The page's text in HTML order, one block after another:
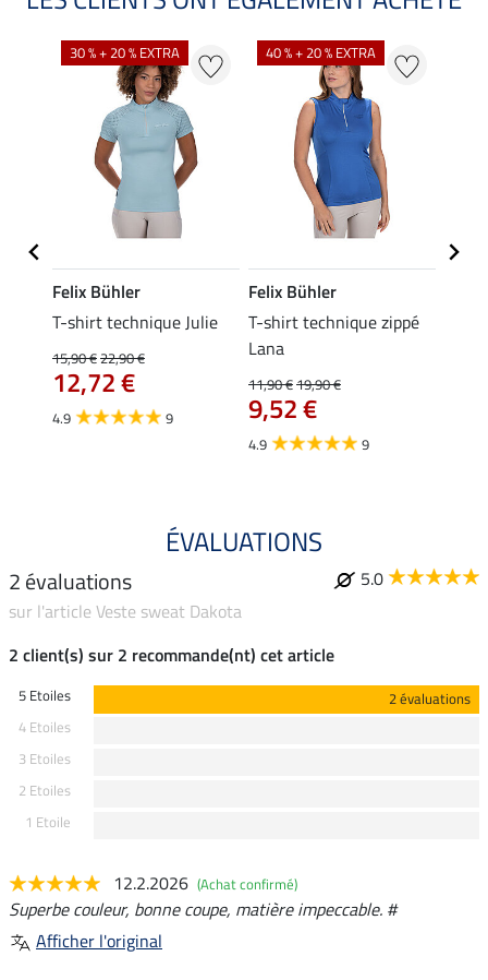
30 % + 20 % EXTRA
Felix Bühler
T-shirt technique Julie
15,90 €22,90 €
12,72 €
4.9 9
40 % + 20 % EXTRA
Felix Bühler
T-shirt technique zippé
Lana
11,90 €19,90 €
9,52 €
4.9 9
ÉVALUATIONS
2 évaluations
5.0
sur l'article Veste sweat Dakota
2 client(s) sur 2 recommande(nt) cet article
5 Etoiles
2 évaluations
4 Etoiles
3 Etoiles
2 Etoiles
1 Etoile
12.2.2026 (Achat confirmé)
Superbe couleur, bonne coupe, matière impeccable. #
Afficher l'original